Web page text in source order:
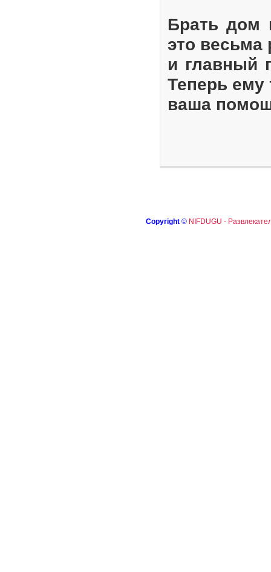
Брать дом
это весьма
и главный
Теперь ему
ваша
Copyright © NIFDUGU -